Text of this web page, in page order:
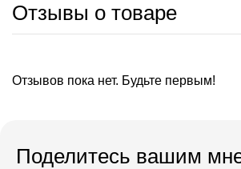
Отзывы о товаре
Отзывов пока нет. Будьте первым!
Поделитесь вашим